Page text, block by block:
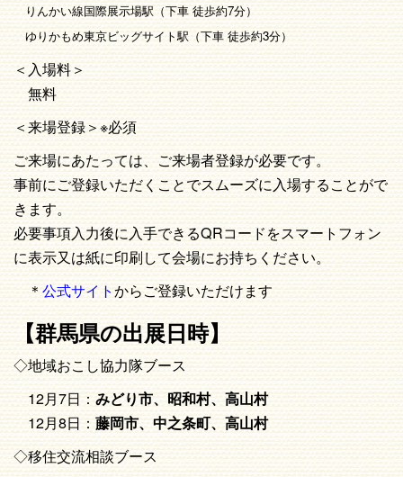
りんかい線国際展示場駅（下車 徒歩約7分）
ゆりかもめ東京ビッグサイト駅（下車 徒歩約3分）
＜入場料＞
無料
＜来場登録＞※必須
ご来場にあたっては、ご来場者登録が必要です。
事前にご登録いただくことでスムーズに入場することがで
きます。
必要事項入力後に入手できるQRコードをスマートフォン
に表示又は紙に印刷して会場にお持ちください。
＊公式サイトからご登録いただけます
【群馬県の出展日時】
◇地域おこし協力隊ブース
12月7日：みどり市、昭和村、高山村
12月8日：藤岡市、中之条町、高山村
◇移住交流相談ブース